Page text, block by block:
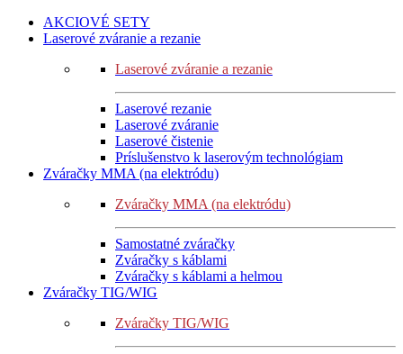
AKCIOVÉ SETY
Laserové zváranie a rezanie
Laserové zváranie a rezanie
Laserové rezanie
Laserové zváranie
Laserové čistenie
Príslušenstvo k laserovým technológiam
Zváračky MMA (na elektródu)
Zváračky MMA (na elektródu)
Samostatné zváračky
Zváračky s káblami
Zváračky s káblami a helmou
Zváračky TIG/WIG
Zváračky TIG/WIG